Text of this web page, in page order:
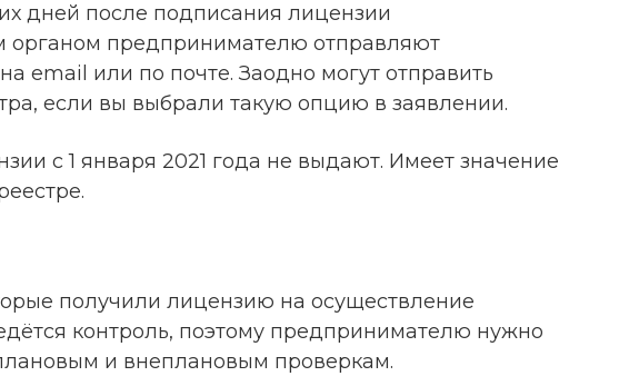
дней после подписания лицензии
предпринимателю отправляют
email или по почте. Заодно могут отправить
если вы выбрали такую опцию в заявлении.
с 1 января 2021 года не выдают. Имеет значение
получили лицензию на осуществление
контроль, поэтому предпринимателю нужно
и внеплановым проверкам.